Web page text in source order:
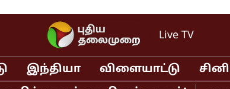
Live TV
இந்தியா விளையாட்டு